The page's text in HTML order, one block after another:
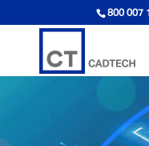
800 007